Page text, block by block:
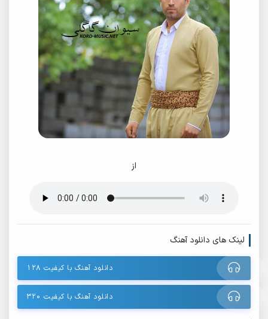
از
لینک های دانلود آهنگ
دانلود آهنگ با کیفیت ۱۲۸
دانلود آهنگ با کیفیت ۳۲۰